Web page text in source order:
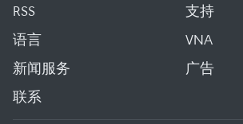
RSS
支持
语言
VNA
新闻服务
广告
联系